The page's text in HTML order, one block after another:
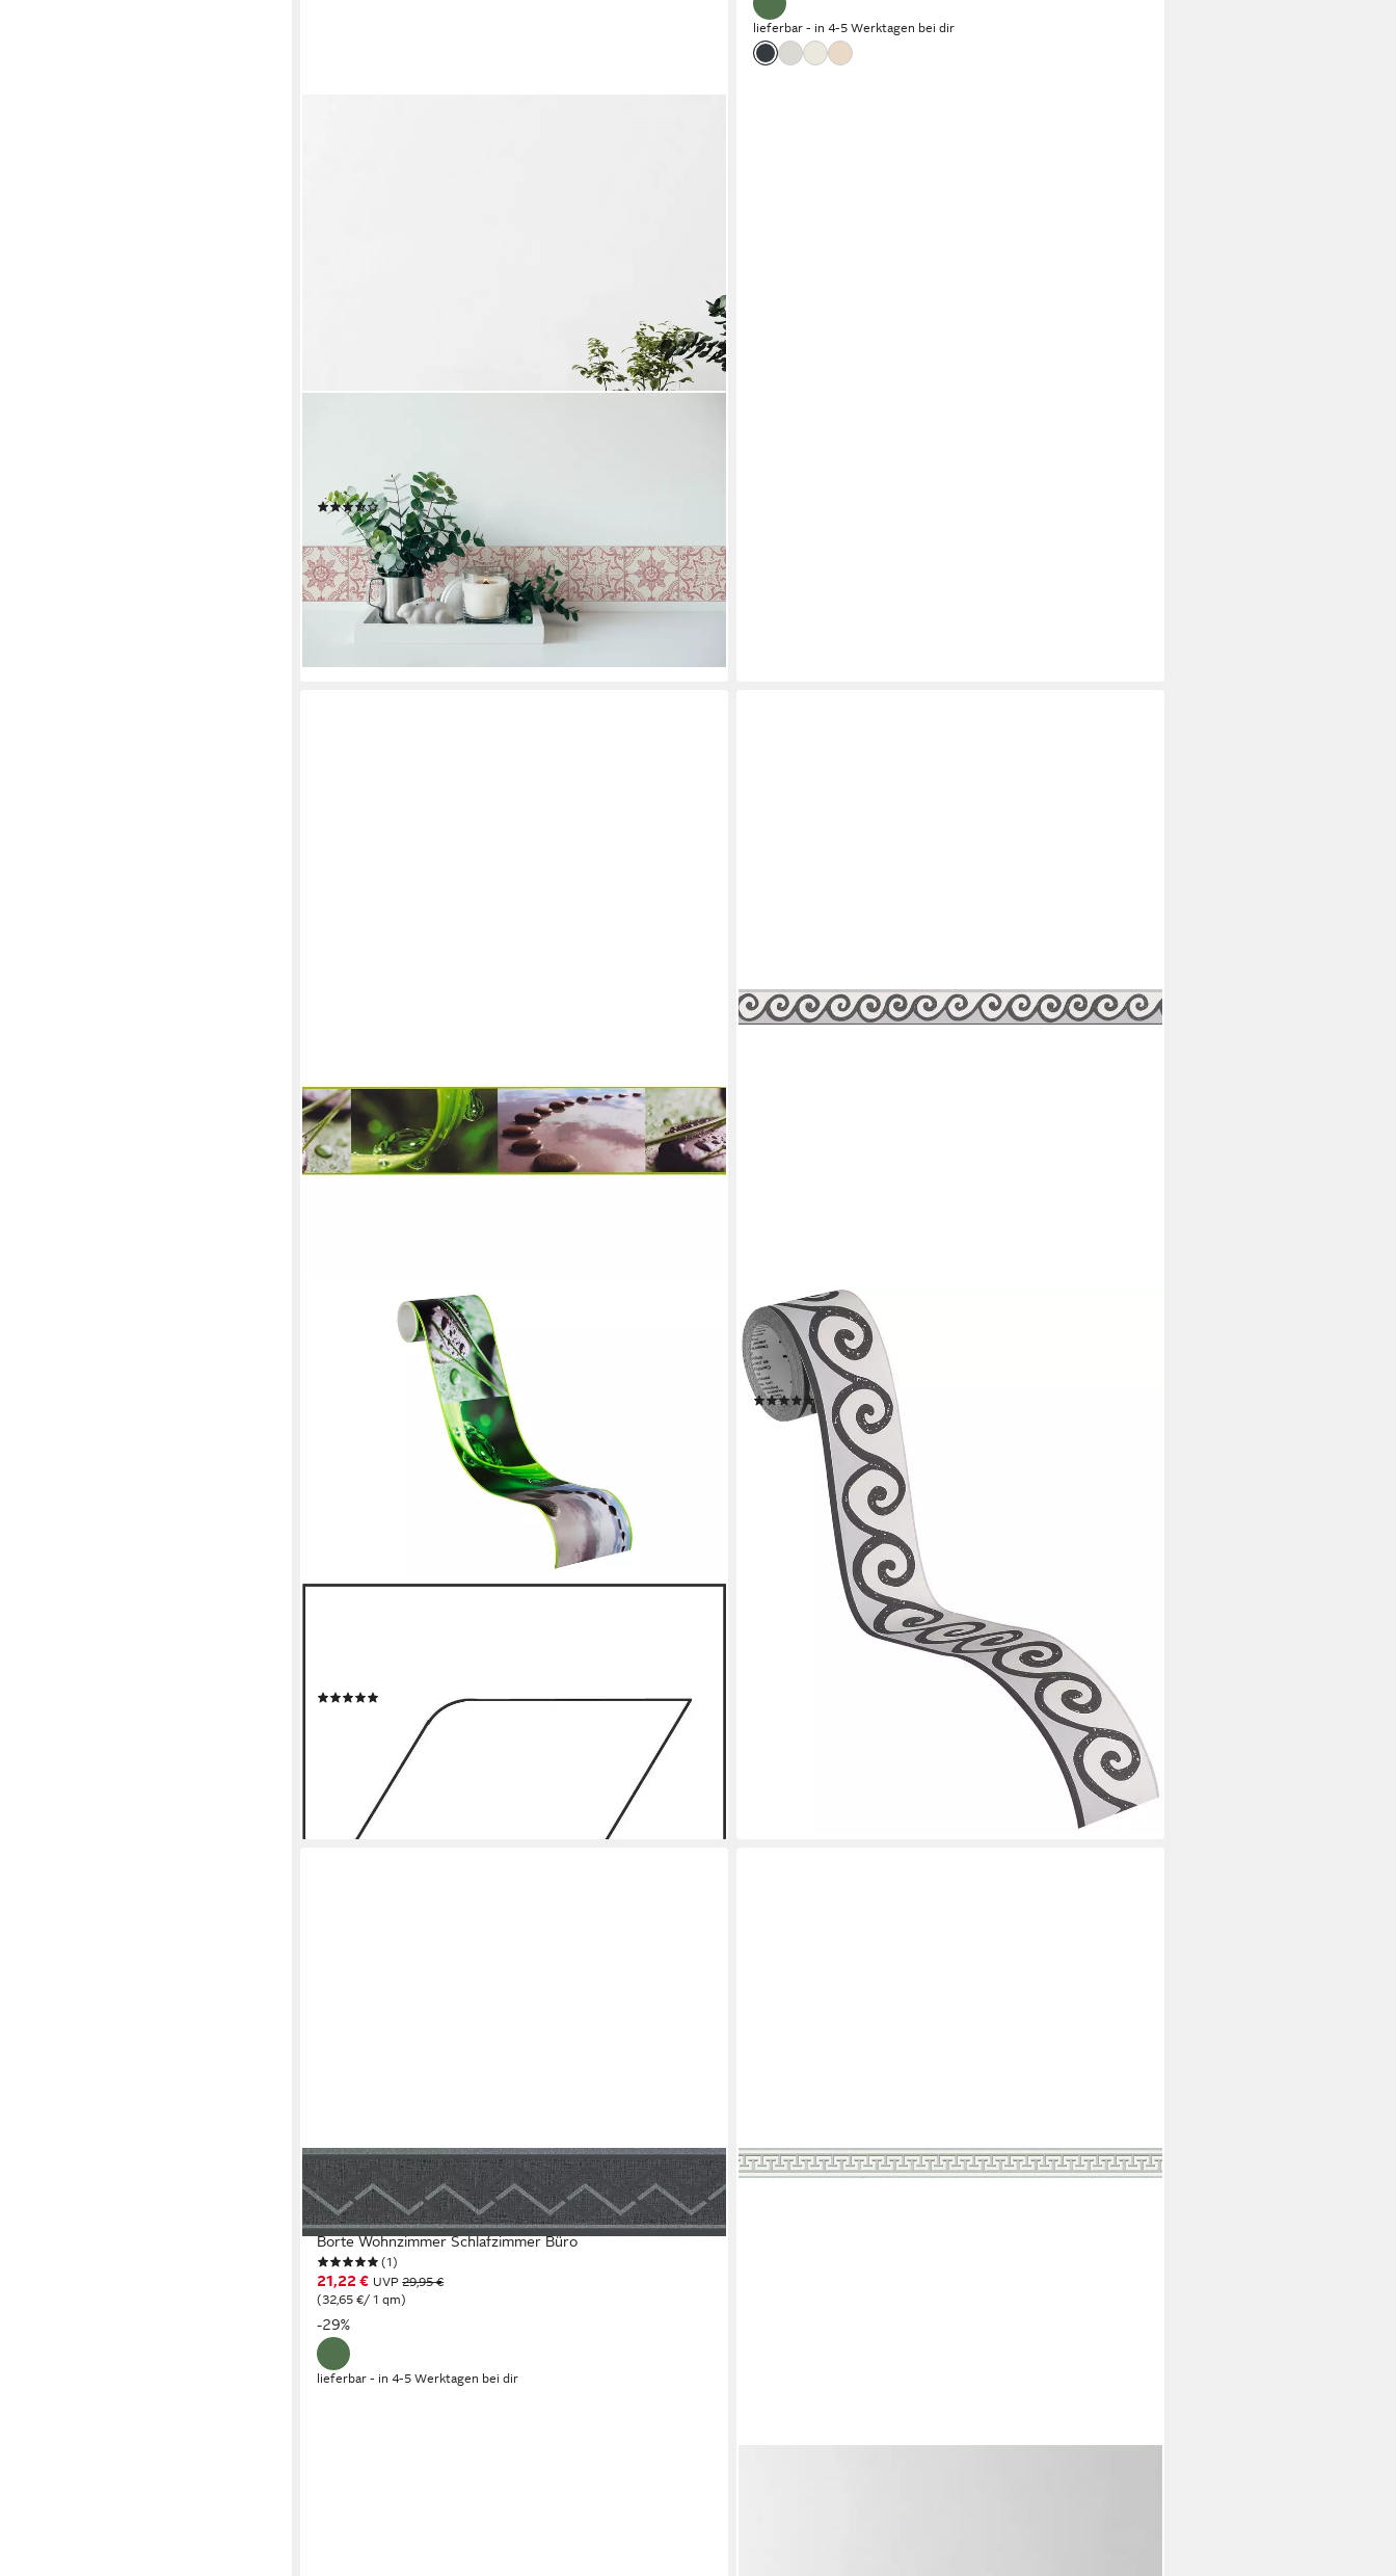
Schlafzimmer Küche
(2)
23,99 € UVP29,95 €
(36,91 €/ 1 qm)
-20%
lieferbar - in 4-5 Werktagen bei dir
lieferbar - in 4-5 Werktagen bei dir
27,95 €
lieferbar - in 4-5 Werktagen bei dir
A.S. CRÉATION
Bordüre Only Borders, aufgeschäumt, gemustert, Retro,
Motiv, Tapete Bordüre Geometrisch geometrisch
selbstklebend Flur Design Optik
(3)
16,74 € UVP26,95 €
(66,96 €/ 1 qm)
lieferbar - in 4-5 Werktagen bei dir
A.S. CRÉATION
Bordüre Only Borders 11, leicht strukturiert, grafisch,
Motiv, geometrisch, Tapete Bordüre Geometrisch Metallic
Borte Wohnzimmer Schlafzimmer Büro
(1)
21,22 € UVP29,95 €
(32,65 €/ 1 qm)
-29%
lieferbar - in 4-5 Werktagen bei dir